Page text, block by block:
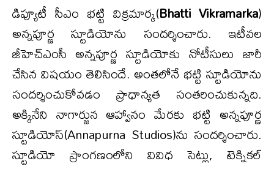
డిప్యూటీ సీఎం భట్టి విక్రమార్క(Bhatti Vikramarka)
అన్నపూర్ణ స్టూడియోను సందర్శించారు. ఇటీవల
జీహెచ్ఎంసీ అన్నపూర్ణ స్టూడియోకు నోటీసులు జారీ
చేసిన విషయం తెలిసిందే. అంతలోనే భట్టి స్టూడియోను
సందర్శించుకోవడం ప్రాధాన్యత సంతరించుకున్నది.
అక్కినేని నాగార్జున ఆహ్వానం మేరకు భట్టి అన్నపూర్ణ
స్టూడియోస్‌(Annapurna Studios)ను సందర్శించారు.
స్టూడియో ప్రాంగణంలోని వివిధ సెట్లు, టెక్నికల్